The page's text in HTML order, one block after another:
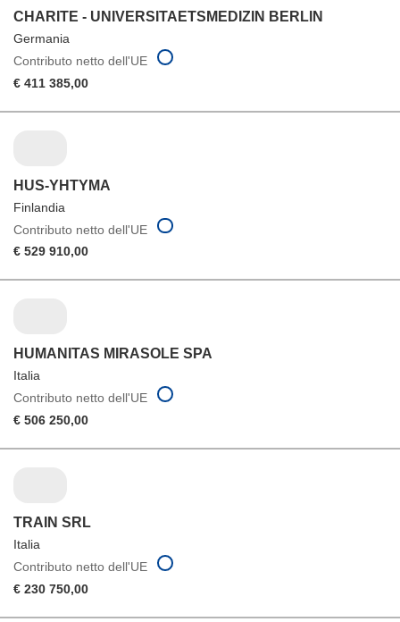
CHARITE - UNIVERSITAETSMEDIZIN BERLIN
Germania
Contributo netto dell'UE
€ 411 385,00
HUS-YHTYMA
Finlandia
Contributo netto dell'UE
€ 529 910,00
HUMANITAS MIRASOLE SPA
Italia
Contributo netto dell'UE
€ 506 250,00
TRAIN SRL
Italia
Contributo netto dell'UE
€ 230 750,00